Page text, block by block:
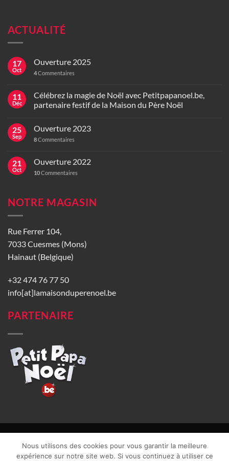
ACTUALITÉ
17
Oct
Ouverture 2025
4Commentaires
11
Déc
Célébrez la magie de Noël avec Petitpapanoel.be,
partenaire festif de la Maison du Père Noël
25
Sep
Ouverture 2023
8Commentaires
21
Oct
Ouverture 2022
10Commentaires
NOTRE MAGASIN
Rue Ferrer 104,
7033 Cuesmes (Mons)
Hainaut (Belgique)
+32 474 76 77 50
info[at]lamaisonduperenoel.be
PARTENAIRE
CGU| Vie privée| TVA : BE0840965749 | Site web réalisé par
Nous utilisons des cookies pour vous garantir la meilleure
expérience sur notre site web. Si vous continuez à utiliser ce